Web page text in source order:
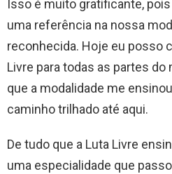
Isso é muito gratificante,
uma referência na nossa
reconhecida. Hoje eu posso
Livre para todas as partes
que a modalidade me
caminho trilhado até aqui.
De tudo que a Luta Livre
uma especialidade que